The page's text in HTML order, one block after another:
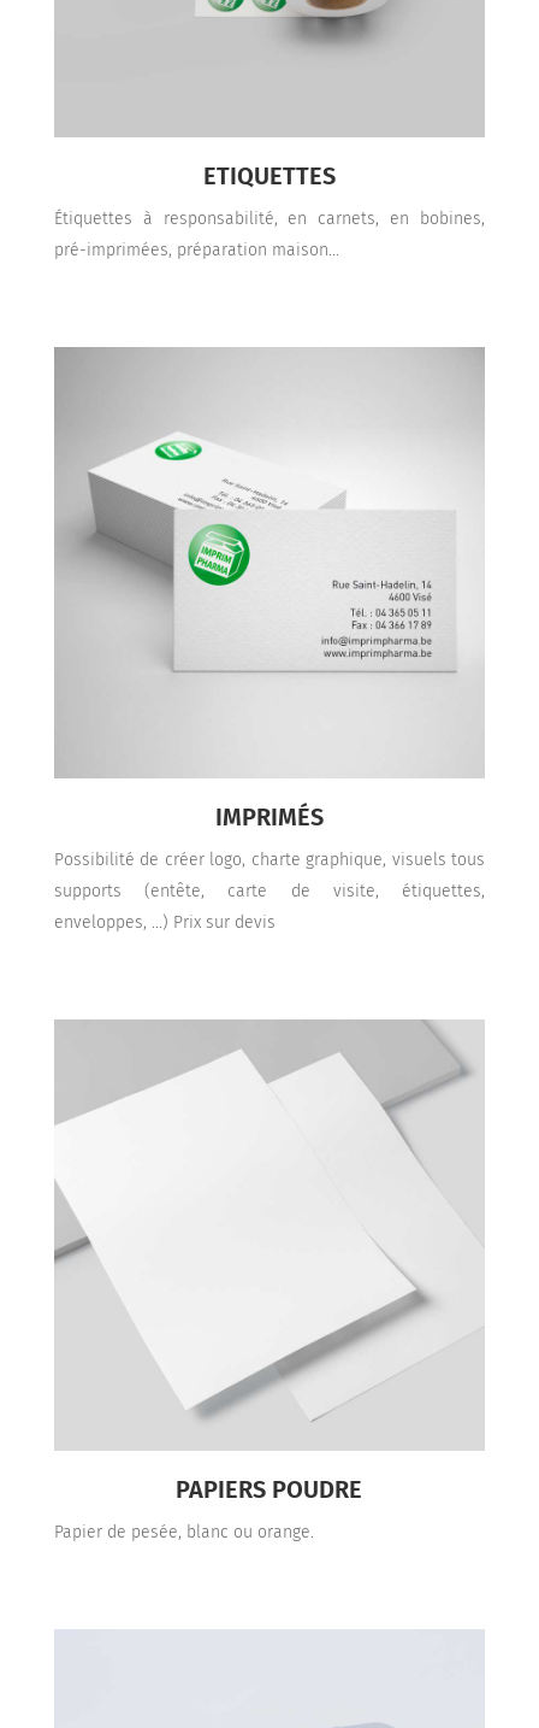
ETIQUETTES
Étiquettes à responsabilité, en carnets, en bobines,
pré-imprimées, préparation maison...
IMPRIMÉS
Possibilité de créer logo, charte graphique, visuels tous
supports (entête, carte de visite, étiquettes,
enveloppes, ...) Prix sur devis
PAPIERS POUDRE
Papier de pesée, blanc ou orange.